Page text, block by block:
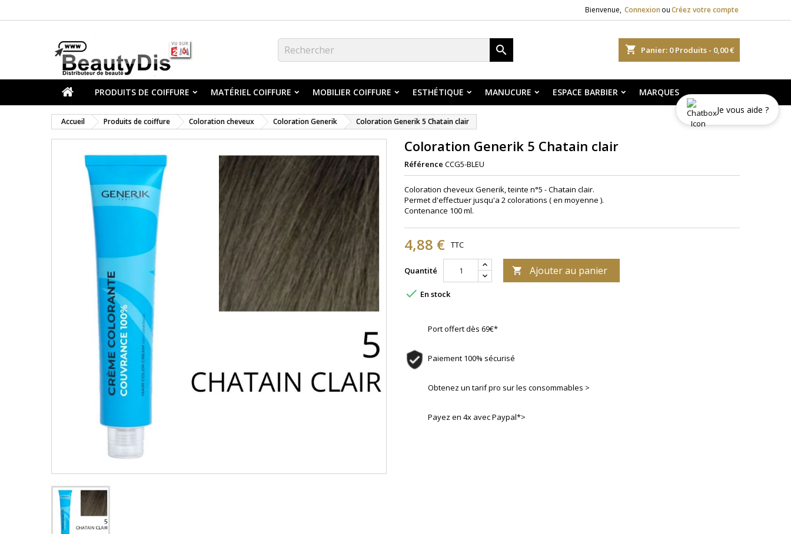
Bienvenue, Connexion ouCréez votre compte
shopping_cart Panier: 0Produits - 0,00 €

PRODUITS DE COIFFURE MATÉRIEL COIFFURE MOBILIER COIFFURE ESTHÉTIQUE MANUCURE ESPACE BARBIER MARQUES
Accueil Produits de coiffure Coloration cheveux Coloration Generik Coloration Generik 5 Chatain clair
Coloration Generik 5 Chatain clair
Référence CCG5-BLEU
Coloration cheveux Generik, teinte n°5 - Chatain clair.
Permet d'effectuer jusqu'a 2 colorations ( en moyenne ).
Contenance 100 ml.
4,88 € TTC
Quantité  Ajouter au panier
 En stock
Port offert dès 69€*
Paiement 100% sécurisé
Obtenez un tarif pro sur les consommables >
Payez en 4x avec Paypal*>
Je vous aide ?